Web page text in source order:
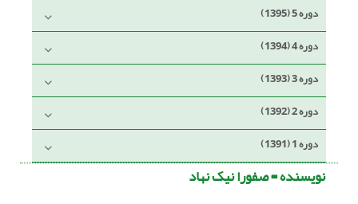
دوره 5 (1395)
دوره 4 (1394)
دوره 3 (1393)
دوره 2 (1392)
دوره 1 (1391)
نویسنده =صفورا نیک نهاد